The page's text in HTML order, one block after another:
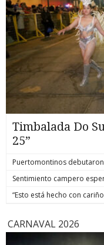
Timbalada Do
25”
Puertomontinos
Sentimiento campero
“Esto está hecho con
CARNAVAL 2026